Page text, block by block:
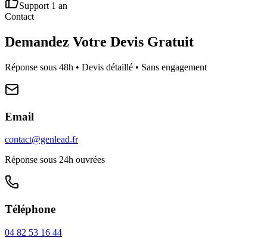
Support 1 an
Contact
Demandez Votre Devis Gratuit
Réponse sous 48h • Devis détaillé • Sans engagement
Email
contact@genlead.fr
Réponse sous 24h ouvrées
Téléphone
04 82 53 16 44